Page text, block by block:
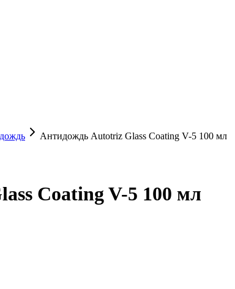
Антидождь Autotriz Glass Coating V-5 100 мл
Coating V-5 100 мл